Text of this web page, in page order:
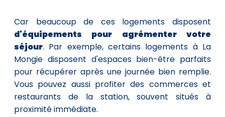
Car beaucoup de ces logements disposent
d'équipements pour agrémenter votre
séjour. Par exemple, certains logements à La
Mongie disposent d'espaces bien-être parfaits
pour récupérer après une journée bien remplie.
Vous pouvez aussi profiter des commerces et
restaurants de la station, souvent situés à
proximité immédiate.